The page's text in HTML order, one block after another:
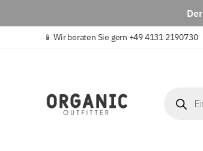
Der
📱Wir beraten Sie gern +49 4131 2190730